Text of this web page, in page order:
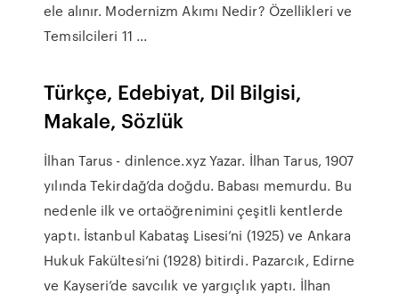
ele alınır. Modernizm Akımı Nedir? Özellikleri ve
Temsilcileri 11 ...
Türkçe, Edebiyat, Dil Bilgisi,
Makale, Sözlük
İlhan Tarus - dinlence.xyz Yazar. İlhan Tarus, 1907
yılında Tekirdağ’da doğdu. Babası memurdu. Bu
nedenle ilk ve ortaöğrenimini çeşitli kentlerde
yaptı. İstanbul Kabataş Lisesi’ni (1925) ve Ankara
Hukuk Fakültesi’ni (1928) bitirdi. Pazarcık, Edirne
ve Kayseri’de savcılık ve yargıçlık yaptı. İlhan